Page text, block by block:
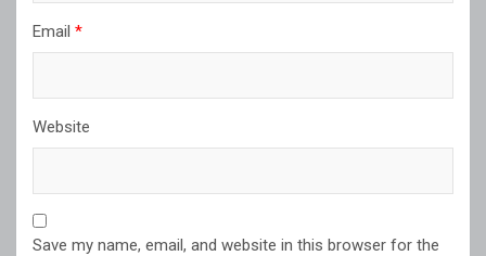
Email *
Website
Save my name, email, and website in this browser for the